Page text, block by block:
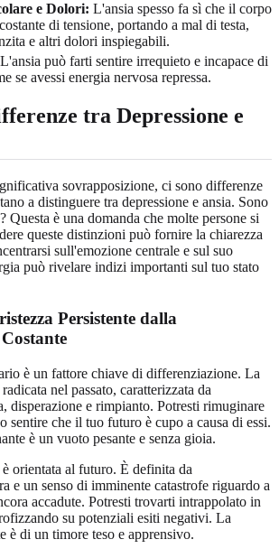
e Dolori: L'ansia spesso fa sì che il corpo
di tensione, portando a mal di testa,
e altri dolori inspiegabili.
L'ansia può farti sentire irrequieto e incapace di
se avessi energia nervosa repressa.
tra Depressione e
sovrapposizione, ci sono differenze
a distinguere tra depressione e ansia. Sono
Questa è una domanda che molte persone si
queste distinzioni può fornire la chiarezza
sull'emozione centrale e sul suo
può rivelare indizi importanti sul tuo stato
Persistente dalla
è un fattore chiave di differenziazione. La
nel passato, caratterizzata da
disperazione e rimpianto. Potresti rimuginare
sentire che il tuo futuro è cupo a causa di essi.
è un vuoto pesante e senza gioia.
orientata al futuro. È definita da
e un senso di imminente catastrofe riguardo a
accadute. Potresti trovarti intrappolato in
su potenziali esiti negativi. La
è di un timore teso e apprensivo.